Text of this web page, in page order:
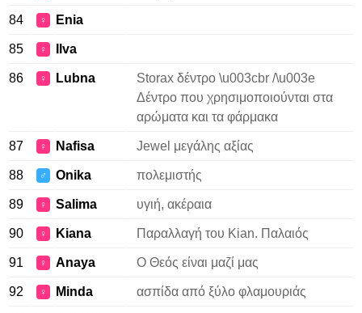
84 ♀ Enia
85 ♀ Ilva
86 ♀ Lubna
Storax δέντρο \u003cbr /\u003e
Δέντρο που χρησιμοποιούνται στα
αρώματα και τα φάρμακα
87 ♀ Nafisa Jewel μεγάλης αξίας
88 ♂ Onika πολεμιστής
89 ♀ Salima υγιή, ακέραια
90 ♀ Kiana Παραλλαγή του Kian. Παλαιός
91 ♀ Anaya Ο Θεός είναι μαζί μας
92 ♀ Minda ασπίδα από ξύλο φλαμουριάς